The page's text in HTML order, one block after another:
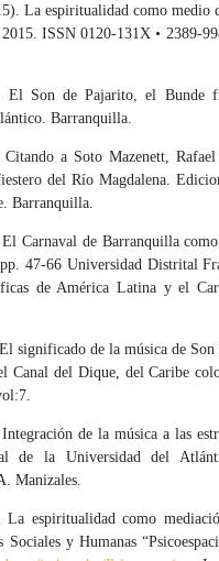
La espiritualidad como
2015. ISSN 0120-131X • 2389-
El Son de Pajarito, el Bunde
Barranquilla.
a Soto Mazenett,
del Río Magdalena.
Barranquilla.
Carnaval de Barranquilla
47-66 Universidad Distrital
de América Latina y el
significado de la música de
Canal del Dique, del Caribe
de la música a las
de la Universidad del
Manizales.
espiritualidad como
Sociales y Humanas